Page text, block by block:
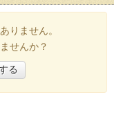
りません。
せんか？
る